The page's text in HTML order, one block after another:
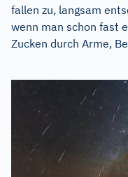
fallen zu, langsam
wenn man schon fast
Zucken durch Arme,